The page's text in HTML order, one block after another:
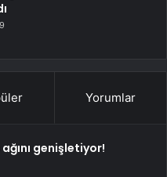
Yorumlar
genişletiyor!